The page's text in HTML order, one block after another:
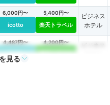
6,000円〜
icotto
5,400円〜
楽天トラベル
ビジネス
ホテル
4,487円〜
icotto
4,200円〜
楽天トラベル
見る